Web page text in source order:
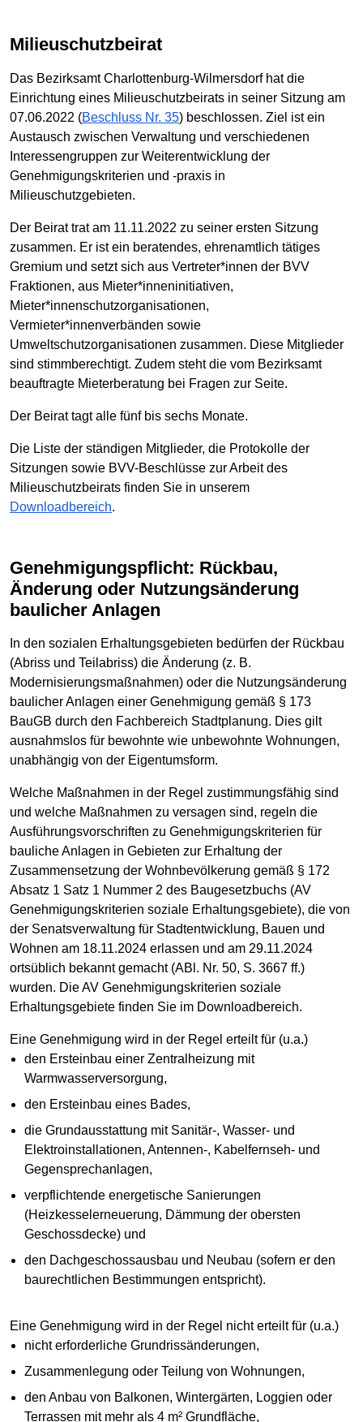
Milieuschutzbeirat
Das Bezirksamt Charlottenburg-Wilmersdorf hat die
Einrichtung eines Milieuschutzbeirats in seiner Sitzung am
07.06.2022 (Beschluss Nr. 35) beschlossen. Ziel ist ein
Austausch zwischen Verwaltung und verschiedenen
Interessengruppen zur Weiterentwicklung der
Genehmigungskriterien und -praxis in
Milieuschutzgebieten.
Der Beirat trat am 11.11.2022 zu seiner ersten Sitzung
zusammen. Er ist ein beratendes, ehrenamtlich tätiges
Gremium und setzt sich aus Vertreter*innen der BVV
Fraktionen, aus Mieter*inneninitiativen,
Mieter*innenschutzorganisationen,
Vermieter*innenverbänden sowie
Umweltschutzorganisationen zusammen. Diese Mitglieder
sind stimmberechtigt. Zudem steht die vom Bezirksamt
beauftragte Mieterberatung bei Fragen zur Seite.
Der Beirat tagt alle fünf bis sechs Monate.
Die Liste der ständigen Mitglieder, die Protokolle der
Sitzungen sowie BVV-Beschlüsse zur Arbeit des
Milieuschutzbeirats finden Sie in unserem
Downloadbereich.
Genehmigungspflicht: Rückbau,
Änderung oder Nutzungsänderung
baulicher Anlagen
In den sozialen Erhaltungsgebieten bedürfen der Rückbau
(Abriss und Teilabriss) die Änderung (z. B.
Modernisierungsmaßnahmen) oder die Nutzungsänderung
baulicher Anlagen einer Genehmigung gemäß § 173
BauGB durch den Fachbereich Stadtplanung. Dies gilt
ausnahmslos für bewohnte wie unbewohnte Wohnungen,
unabhängig von der Eigentumsform.
Welche Maßnahmen in der Regel zustimmungsfähig sind
und welche Maßnahmen zu versagen sind, regeln die
Ausführungsvorschriften zu Genehmigungskriterien für
bauliche Anlagen in Gebieten zur Erhaltung der
Zusammensetzung der Wohnbevölkerung gemäß § 172
Absatz 1 Satz 1 Nummer 2 des Baugesetzbuchs (AV
Genehmigungskriterien soziale Erhaltungsgebiete), die von
der Senatsverwaltung für Stadtentwicklung, Bauen und
Wohnen am 18.11.2024 erlassen und am 29.11.2024
ortsüblich bekannt gemacht (ABl. Nr. 50, S. 3667 ff.)
wurden. Die AV Genehmigungskriterien soziale
Erhaltungsgebiete finden Sie im Downloadbereich.
Eine Genehmigung wird in der Regel erteilt für (u.a.)
den Ersteinbau einer Zentralheizung mit
Warmwasserversorgung,
den Ersteinbau eines Bades,
die Grundausstattung mit Sanitär-, Wasser- und
Elektroinstallationen, Antennen-, Kabelfernseh- und
Gegensprechanlagen,
verpflichtende energetische Sanierungen
(Heizkesselerneuerung, Dämmung der obersten
Geschossdecke) und
den Dachgeschossausbau und Neubau (sofern er den
baurechtlichen Bestimmungen entspricht).
Eine Genehmigung wird in der Regel nicht erteilt für (u.a.)
nicht erforderliche Grundrissänderungen,
Zusammenlegung oder Teilung von Wohnungen,
den Anbau von Balkonen, Wintergärten, Loggien oder
Terrassen mit mehr als 4 m² Grundfläche,